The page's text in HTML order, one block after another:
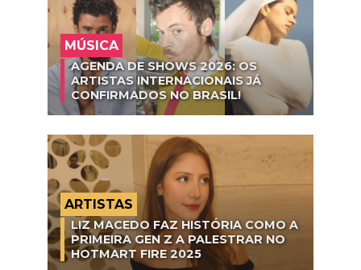
MÚSICA
AGENDA DE SHOWS 2026: OS
ARTISTAS INTERNACIONAIS JÁ
CONFIRMADOS NO BRASIL!
ARTISTAS
LIZ MACEDO FAZ HISTÓRIA COMO A
PRIMEIRA GEN Z A PALESTRAR NO
HOTMART FIRE 2025